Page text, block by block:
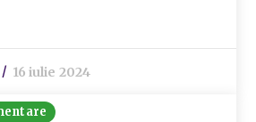
16 iulie 2024